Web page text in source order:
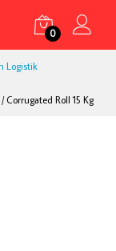
0
Logistik
Corrugated Roll 15 Kg